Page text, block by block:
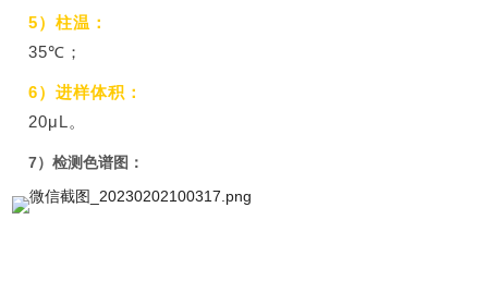
5）柱温：
35℃；
6）进样体积：
20μL。
7）检测色谱图：